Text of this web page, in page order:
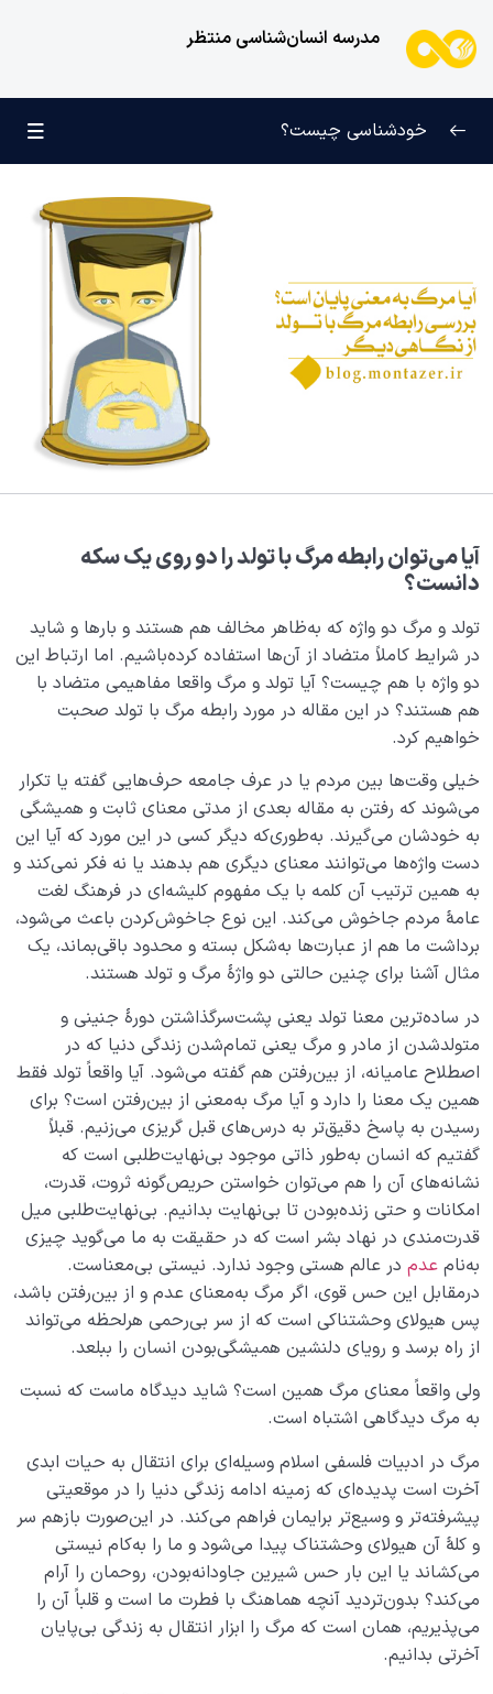
مدرسه انسان‌شناسی منتظر
0/11
کودک عزیز روان 0/6
انسان و میل بی‌نهایت 0/12
انسان چه چیزی نیست؟ 0/24
0/20
هدف خلقت و جایگاه انسان 0/7
نقش الگو در حیات انسان
سنّت‌های الهی 0/20
مرگ یا تولد؟ 0/13
می‌شویم؟
آیا مرگ به معنی پایان است؟ بررسی رابطه مرگ با تولد از
نگاهی دیگر
وفات یعنی چه، ما وفات پیدا می‌کنیم یا می‌میریم؟
انواع تولد کدامند؟ چه ملاکی برای تقسیم بندی تولدها
وجود دارد؟
انواع تولد سالم کدامند؟ برای داشتن تولد سالم چه باید
کرد؟
آیا دنیا بدون آخرت می‌تواند وجود داشته باشد؟
مهمترین عوامل سعادت در آخرت؛ ساخت ابزار و اهمیت
ابزارسازی در دنیا
کسب اسم چیست، آیا اسم‌ها ویژگی‌ها و دارایی‌های ما
هستند؟
ویژگی های زندگی در آخرت چیست؟ چگونه می‌توانیم خود را
با آن تطبیق دهیم؟
آمادگی برای تولد آخرتی تحت تأثیر چه عواملی است؟
تجسم اعمال یعنی چه؟ اعمال ما چگونه بهشت و جهنم ما را
می‌سازند؟
نداشتن‌ها یا از دست دادن‌های ما | فقدان در دنیا ثروتی
برای آخرت است
تناسخ چیست، آیا ارواح پس از مرگ به دنیا برمی‌ گردند؟
دنیا؛ باشگاه انسان‌سازی 0/8
چگونه انسان شویم؟
خودشناسی چیست؟
آیا می‌توان رابطه مرگ با تولد را دو روی یک سکه
دانست؟
تولد و مرگ دو واژه‌ که به‌ظاهر مخالف هم هستند و بارها و شاید
در شرایط کاملاً متضاد از آن‌ها استفاده کرده‌باشیم. اما ارتباط این
دو واژه با هم چیست؟ آیا تولد و مرگ واقعا مفاهیمی متضاد با
هم هستند؟ در این مقاله در مورد رابطه مرگ با تولد صحبت
خواهیم کرد.
خیلی وقت‌ها بین مردم یا در عرف جامعه حرف‌هایی گفته یا تکرار
می‌شوند که رفتن به مقاله بعدی از مدتی معنای ثابت و همیشگی
به خودشان می‌گیرند. به‌طوری‌که دیگر کسی در این مورد که آیا این
دست واژه‌ها می‌توانند معنای دیگری هم بدهند یا نه فکر نمی‌کند و
به‌ همین ترتیب آن کلمه با یک مفهوم کلیشه‌ای در فرهنگ لغت
عامۀ مردم جاخوش می‌کند. این نوع جاخوش‌کردن باعث می‌شود،
برداشت ما هم از عبارت‌ها به‌شکل بسته و محدود باقی‌بماند، یک
مثال آشنا برای چنین حالتی دو واژۀ مرگ و تولد هستند.
در ساده‌ترین معنا تولد یعنی پشت‌سرگذاشتن دورۀ جنینی و
متولدشدن از مادر و مرگ یعنی تمام‌شدن زندگی دنیا که در
اصطلاح عامیانه، از بین‌رفتن هم گفته می‌شود. آیا واقعاً تولد فقط
همین یک معنا را دارد و آیا مرگ به‌معنی از بین‌رفتن است؟ برای
رسیدن به پاسخ دقیق‌تر به درس‌های قبل گریزی می‌زنیم. قبلاً
گفتیم که انسان به‌طور ذاتی موجود بی‌نهایت‌طلبی است که
نشانه‌های آن را هم می‌توان خواستن حریص‌گونه ثروت، قدرت،
امکانات و حتی زنده‌بودن تا بی‌نهایت بدانیم. بی‌نهایت‌طلبی میل
قدرت‌مندی در نهاد بشر است که در حقیقت به ما می‌گوید چیزی
به‌نام عدم در عالم هستی وجود ندارد. نیستی بی‌معناست.
درمقابل این حس قوی، اگر مرگ به‌معنای عدم و از بین‌رفتن باشد،
پس هیولای وحشتناکی است که از سر بی‌رحمی هرلحظه می‌تواند
از راه برسد و رویای دلنشین همیشگی‌بودن انسان را ببلعد.
ولی واقعاً معنای مرگ همین است؟ شاید دیدگاه ماست که نسبت
به مرگ دیدگاهی اشتباه است.
مرگ در ادبیات فلسفی اسلام وسیله‌ای برای انتقال به حیات ابدی
آخرت است پدیده‌ای که زمینه ادامه زندگی دنیا را در موقعیتی
پیشرفته‌تر و وسیع‌تر برایمان فراهم می‌کند. در این‌صورت بازهم سر
و کلۀ آن هیولای وحشتناک پیدا می‌شود و ما را به‌کام نیستی
می‌کشاند یا این ‌بار حس شیرین جاودانه‌بودن، روحمان را آرام
می‌کند؟ بدون‌تردید آنچه هماهنگ با فطرت ما است و قلباً آن را
می‌پذیریم، همان است که مرگ را ابزار انتقال به زندگی بی‌پایان
آخرتی بدانیم.